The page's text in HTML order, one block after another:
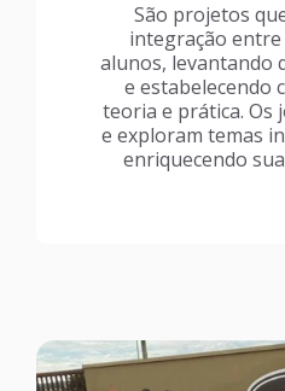
São projetos
integração
alunos, levantando
e estabelecendo
teoria e prática. Os
e exploram temas
enriquecendo